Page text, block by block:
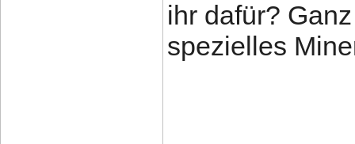
ihr dafür?
spezielles